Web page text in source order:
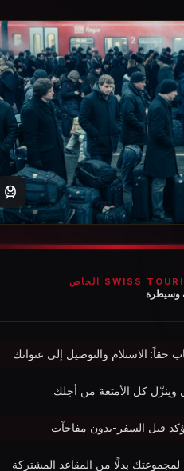
وسيطرة
حقاً: الاستلام والتوصيل إلى عنوانك
وينزّل كل الأمتعة من أجلك
قبل السفر-بدون مفاجآت
بدلًا من المقاعد المشتركة